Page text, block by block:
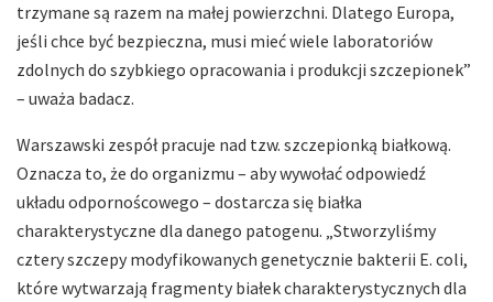
trzymane są razem na małej powierzchni. Dlatego Europa,
jeśli chce być bezpieczna, musi mieć wiele laboratoriów
zdolnych do szybkiego opracowania i produkcji szczepionek”
– uważa badacz.
Warszawski zespół pracuje nad tzw. szczepionką białkową.
Oznacza to, że do organizmu – aby wywołać odpowiedź
układu odpornoścowego – dostarcza się białka
charakterystyczne dla danego patogenu. „Stworzyliśmy
cztery szczepy modyfikowanych genetycznie bakterii E. coli,
które wytwarzają fragmenty białek charakterystycznych dla